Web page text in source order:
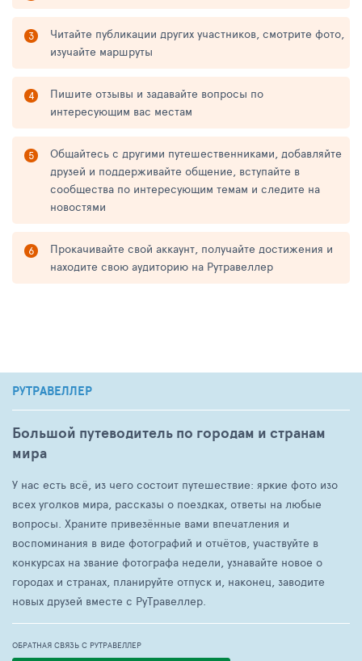
Читайте публикации других участников, смотрите фото,
изучайте маршруты
Пишите отзывы и задавайте вопросы по
интересующим вас местам
Общайтесь с другими путешественниками, добавляйте
друзей и поддерживайте общение, вступайте в
сообщества по интересующим темам и следите на
новостями
Прокачивайте свой аккаунт, получайте достижения и
находите свою аудиторию на Рутравеллер
РУТРАВЕЛЛЕР
Большой путеводитель по городам и странам
мира
У нас есть всё, из чего состоит путешествие: яркие фото изо
всех уголков мира, рассказы о поездках, ответы на любые
вопросы. Храните привезённые вами впечатления и
воспоминания в виде фотографий и отчётов, участвуйте в
конкурсах на звание фотографа недели, узнавайте новое о
городах и странах, планируйте отпуск и, наконец, заводите
новых друзей вместе с РуТравеллер.
ОБРАТНАЯ СВЯЗЬ С РУТРАВЕЛЛЕР